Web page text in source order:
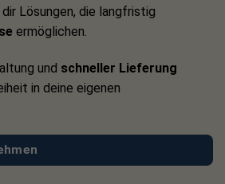
Lösungen, die langfristig
ermöglichen.
und schneller Lieferung
in deine eigenen